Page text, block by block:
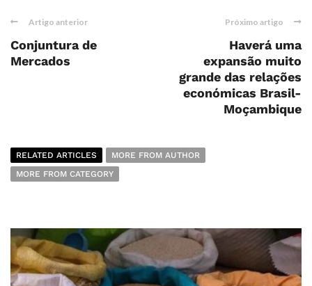
Artigo anterior
Conjuntura de
Mercados
Próximo artigo
Haverá uma
expansão muito
grande das relações
económicas Brasil-
Moçambique
RELATED ARTICLES
MORE FROM AUTHOR
MORE FROM CATEGORY